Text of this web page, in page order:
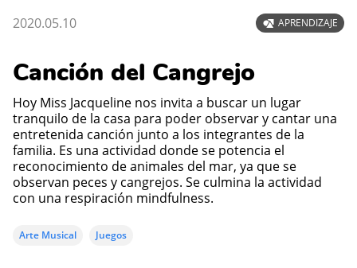
2020.05.10 APRENDIZAJE
Canción del Cangrejo
Hoy Miss Jacqueline nos invita a buscar un lugar
tranquilo de la casa para poder observar y cantar una
entretenida canción junto a los integrantes de la
familia. Es una actividad donde se potencia el
reconocimiento de animales del mar, ya que se
observan peces y cangrejos. Se culmina la actividad
con una respiración mindfulness.
Arte Musical Juegos